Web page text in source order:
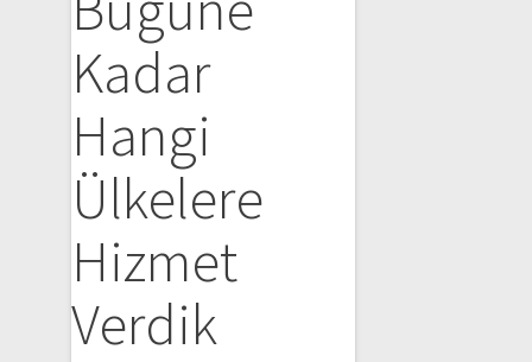
Kadar
Hangi
Ülkelere
Hizmet
Verdik